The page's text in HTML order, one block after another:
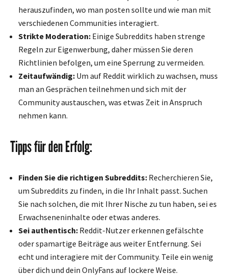
herauszufinden, wo man posten sollte und wie man mit
verschiedenen Communities interagiert.
Strikte Moderation: Einige Subreddits haben strenge
Regeln zur Eigenwerbung, daher müssen Sie deren
Richtlinien befolgen, um eine Sperrung zu vermeiden.
Zeitaufwändig: Um auf Reddit wirklich zu wachsen, muss
man an Gesprächen teilnehmen und sich mit der
Community austauschen, was etwas Zeit in Anspruch
nehmen kann.
Tipps für den Erfolg:
Finden Sie die richtigen Subreddits: Recherchieren Sie,
um Subreddits zu finden, in die Ihr Inhalt passt. Suchen
Sie nach solchen, die mit Ihrer Nische zu tun haben, sei es
Erwachseneninhalte oder etwas anderes.
Sei authentisch: Reddit-Nutzer erkennen gefälschte
oder spamartige Beiträge aus weiter Entfernung. Sei
echt und interagiere mit der Community. Teile ein wenig
über dich und dein OnlyFans auf lockere Weise.